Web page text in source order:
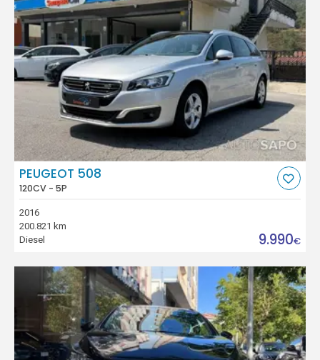
PEUGEOT 508
120CV - 5P
2016
200.821 km
Diesel
9.990€